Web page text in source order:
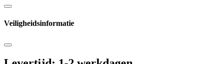
Veiligheidsinformatie